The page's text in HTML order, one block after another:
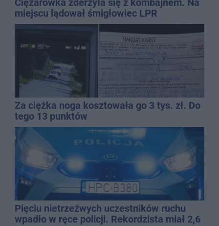
Ciężarówka zderzyła się z kombajnem. Na
miejscu lądował śmigłowiec LPR
Za ciężka noga kosztowała go 3 tys. zł. Do
tego 13 punktów
Pięciu nietrzeźwych uczestników ruchu
wpadło w ręce policji. Rekordzista miał 2,6